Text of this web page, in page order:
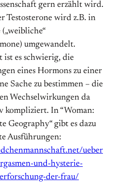
gern erzählt wird.
Testosterone wird z.B. in
umgewandelt.
ist es schwierig, die
eines Hormons zu einer
Sache zu bestimmen – die
Wechselwirkungen da
kompliziert. In “Woman:
Geography“ gibt es dazu
Ausführungen:
ueber
und-hysterie-
der-frau/